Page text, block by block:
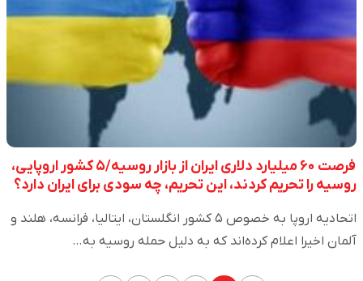
فرصت ۶۰ میلیارد دلاری ایران از بازار روسیه/۵ کشور اروپایی،
روسیه را تحریم کردند، این تحریم، چه سودی برای ایران دارد؟
اتحادیه اروپا به خصوص ۵ کشور انگلستان، ایتالیا، فرانسه، هلند و
آلمان اخیرا اعلام کرده‌اند که به دلیل حمله روسیه به…